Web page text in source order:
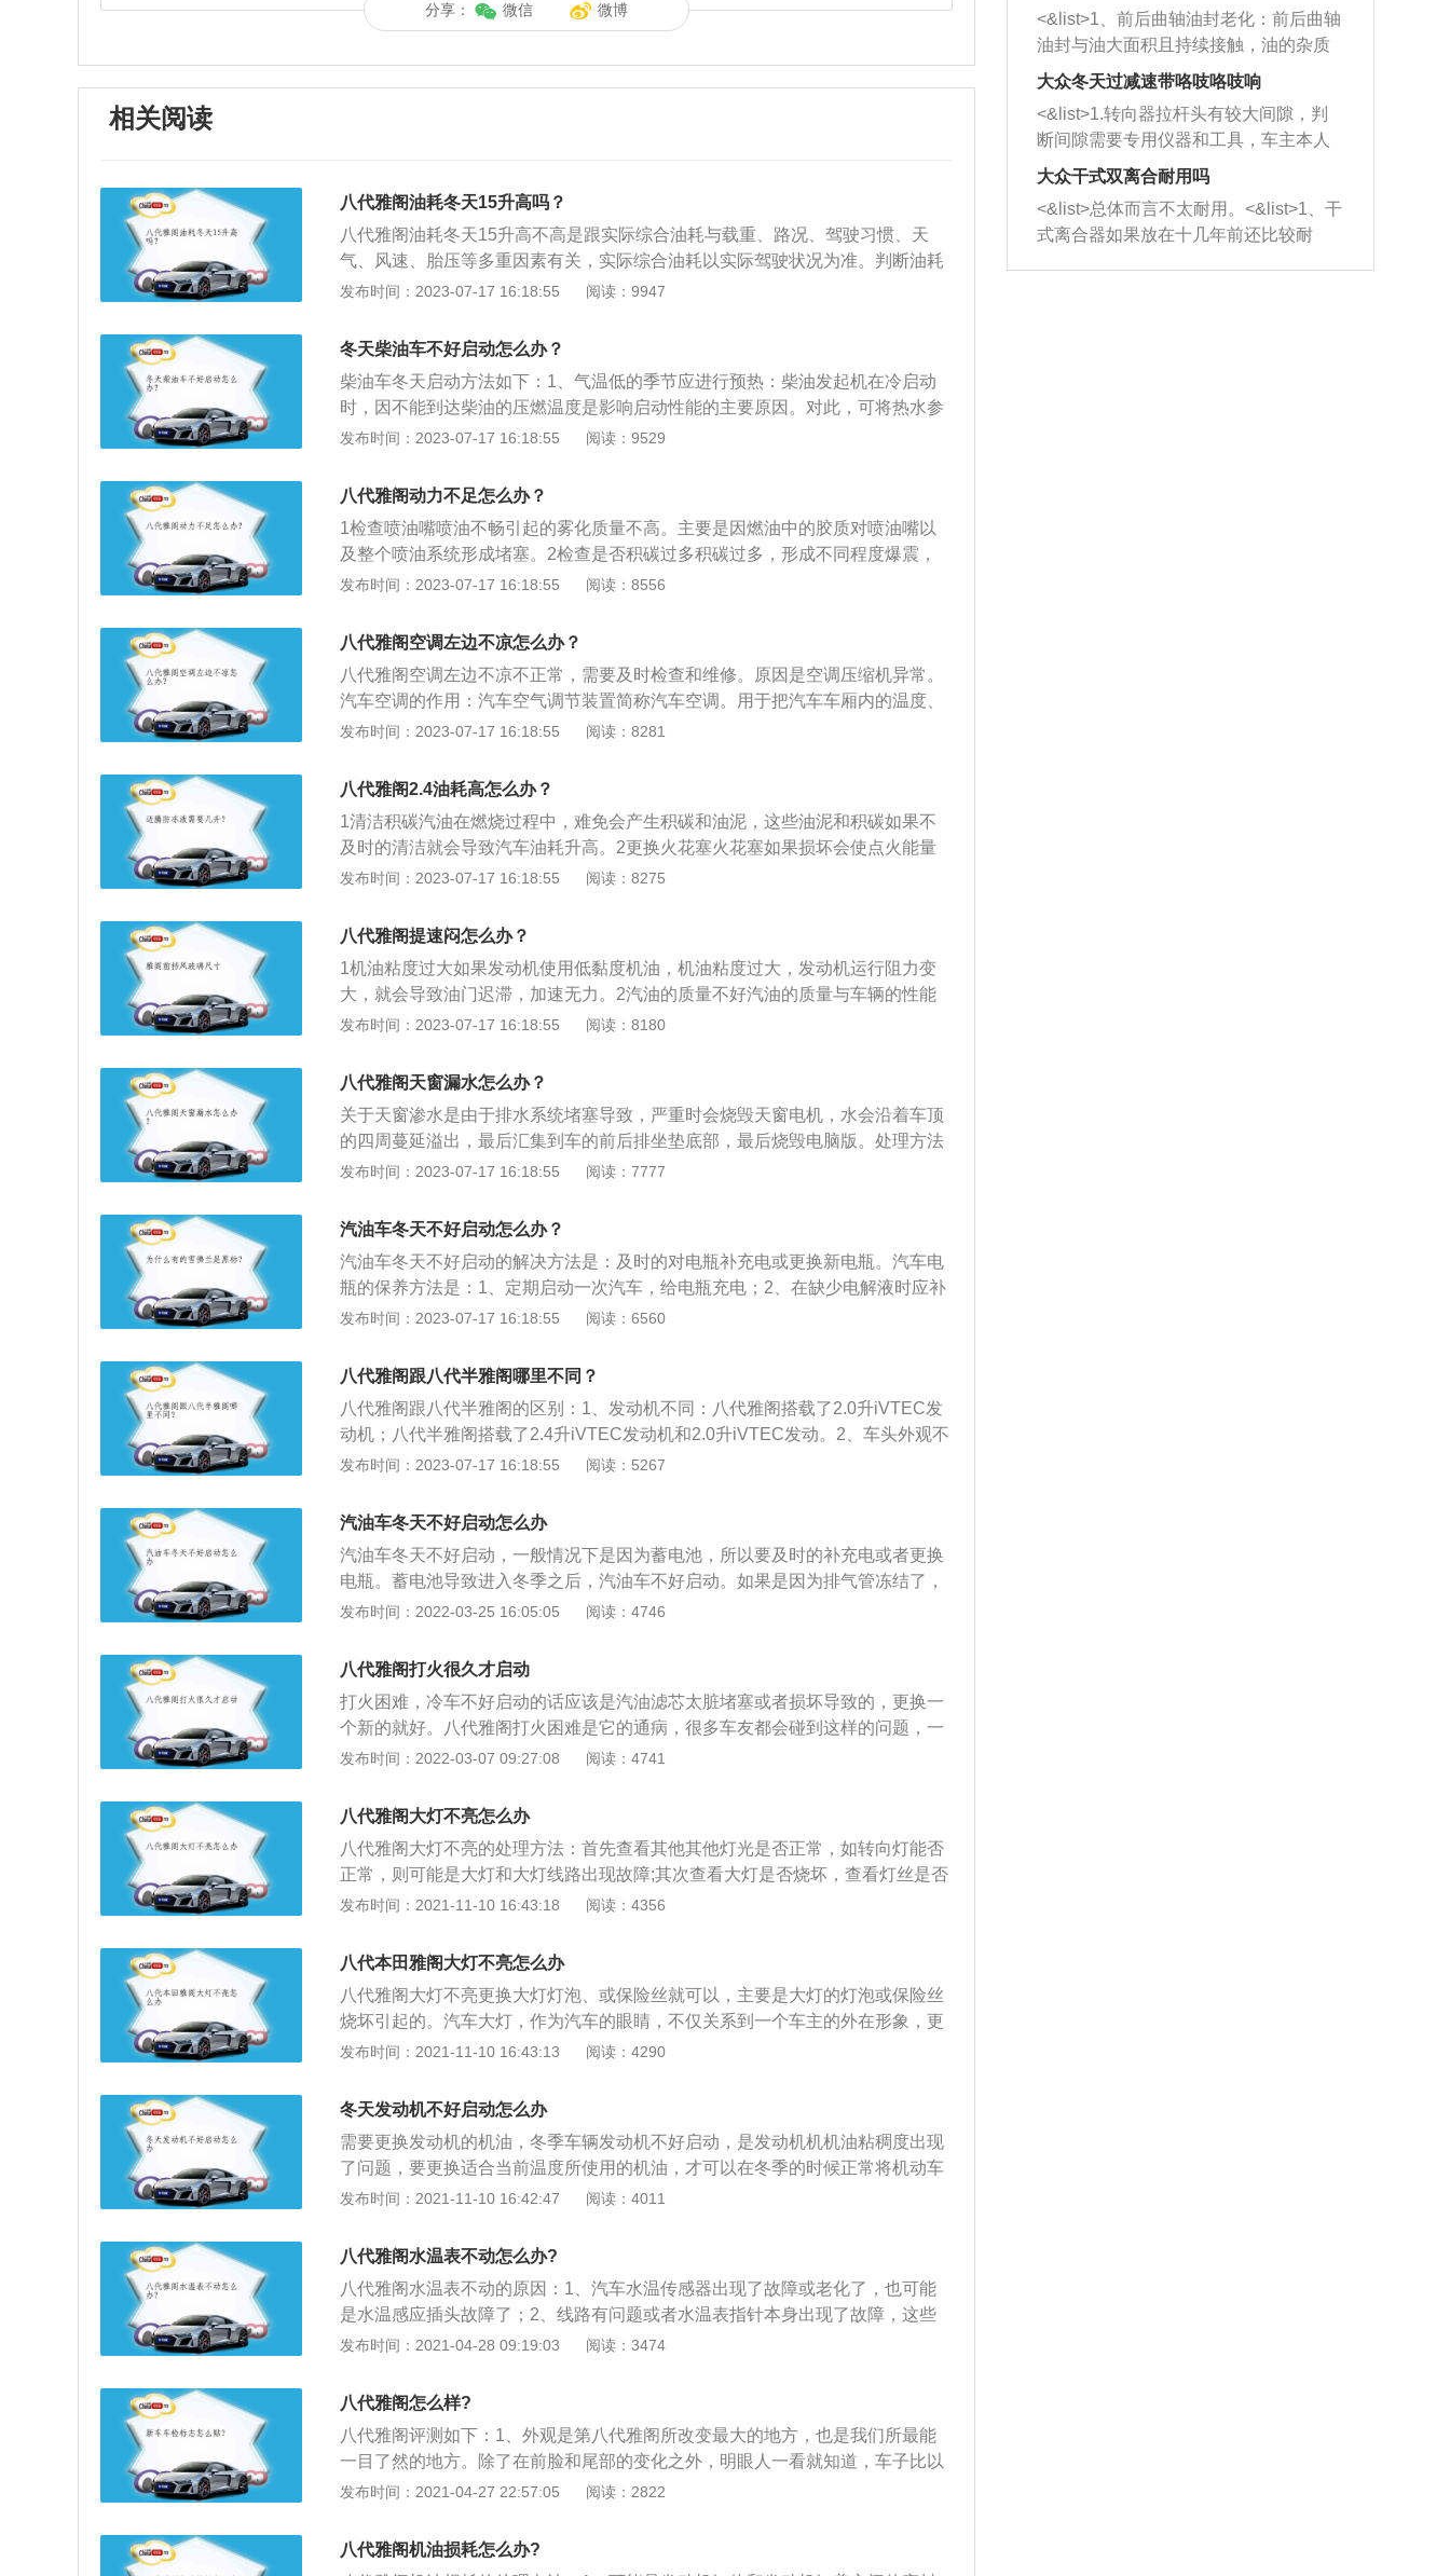
分享： 微信 微博
相关阅读
八代雅阁油耗冬天15升高吗？
八代雅阁油耗冬天15升高不高是跟实际综合油耗与载重、路况、驾驶习惯、天
气、风速、胎压等多重因素有关，实际综合油耗以实际驾驶状况为准。判断油耗
的因素：排量和油耗有一定的关系，但是，耗油大的不一定排量就大。从相对意
量大小有关之外，汽车的外形、自重及发动机技术等也是影响汽车油耗的重要因
素。油耗高的解决方法：改正错误驾驶的习惯，匀速加油，避免空挡滑行，减少
汽车负重，要勤保养，勤检查，发现问题，最好立即解决。
发布时间：2023-07-17 16:18:55 阅读：9947
冬天柴油车不好启动怎么办？
柴油车冬天启动方法如下：1、气温低的季节应进行预热：柴油发起机在冷启动
时，因不能到达柴油的压燃温度是影响启动性能的主要原因。对此，可将热水参
加发起机冷却系预热，这是改良启动性能的有效门路。2、进步提高汽缸的密封
能。夏季冷启动发起机时，因活塞环与汽缸壁上的机油很少，密封后果不佳，会
出现重复启动而不能着火运转的景象。有时因汽缸磨损较重而重大影响汽缸的密
封性能，使启动更加艰难。对此，可将喷油器拆下，每缸内参加30～40ml机油，
以加强汽缸的密封性能。
发布时间：2023-07-17 16:18:55 阅读：9529
八代雅阁动力不足怎么办？
1检查喷油嘴喷油不畅引起的雾化质量不高。主要是因燃油中的胶质对喷油嘴以
及整个喷油系统形成堵塞。2检查是否积碳过多积碳过多，形成不同程度爆震，
动力的损失却比较明显。3检查空燃比空燃比过高。空燃比过高是指燃油与空气
燃油中添加马孚多路片的燃油添加剂，可有效清除喷油系统胶质和燃烧室内积
碳。
发布时间：2023-07-17 16:18:55 阅读：8556
八代雅阁空调左边不凉怎么办？
八代雅阁空调左边不凉不正常，需要及时检查和维修。原因是空调压缩机异常。
汽车空调的作用：汽车空气调节装置简称汽车空调。用于把汽车车厢内的温度、
湿度、空气清洁度及空气流动调整和控制在最佳状态。汽车空调能够为驾驶员提
法。汽车维修是汽车维护和修理的泛称。是对出现故障的汽车通过技术手段排
查，找出故障原因，并采取一定措施使其排除故障并恢复达到一定的性能和安全
标准。
发布时间：2023-07-17 16:18:55 阅读：8281
八代雅阁2.4油耗高怎么办？
1清洁积碳汽油在燃烧过程中，难免会产生积碳和油泥，这些油泥和积碳如果不
及时的清洁就会导致汽车油耗升高。2更换火花塞火花塞如果损坏会使点火能量
下降，混合气燃烧不均匀，就将导致车子提速减慢，油耗上升。3检查胎压胎压
大，油耗自然变高。4减轻车身重要车上长期拉载重物，载重过大的车辆自重就
会增加，汽车行驶压力也会加大，汽车油耗也会升高。5清洗喷油嘴汽车喷油嘴
堵塞，导致汽车喷油嘴的效果受到很大影响，这样也会导致汽车油耗升高。
发布时间：2023-07-17 16:18:55 阅读：8275
八代雅阁提速闷怎么办？
1机油粘度过大如果发动机使用低黏度机油，机油粘度过大，发动机运行阻力变
大，就会导致油门迟滞，加速无力。2汽油的质量不好汽油的质量与车辆的性能
表现息息相关。低价质低的油品要慎重选用，也是造成加速无力的原因之一。3
换优质变速器油或者做电脑升级。
发布时间：2023-07-17 16:18:55 阅读：8180
八代雅阁天窗漏水怎么办？
关于天窗渗水是由于排水系统堵塞导致，严重时会烧毁天窗电机，水会沿着车顶
的四周蔓延溢出，最后汇集到车的前后排坐垫底部，最后烧毁电脑版。处理方法
如下：1.给密封条抹点润滑脂。2.检查天窗密封圈是否老化导致密封不严实出现
果。3.整体更换天窗玻璃。4.检查并且清理天窗排水导管堵塞。
发布时间：2023-07-17 16:18:55 阅读：7777
汽油车冬天不好启动怎么办？
汽油车冬天不好启动的解决方法是：及时的对电瓶补充电或更换新电瓶。汽车电
瓶的保养方法是：1、定期启动一次汽车，给电瓶充电；2、在缺少电解液时应补
充蒸馏水或专用补液；3、日常行车时应经常检查蓄电池盖上的小孔是否通气；
机时，电瓶给启动系统、点火系统和电子染油喷射系统供电；2、当发动机停止
运转或低怠速时，给汽车用电设备供电；3、发电机输出电量不足时，可以辅助
给用电设备供电；4、缓和电系中的冲击电压，保护汽车上的电子设备；5、可以
将发电机发出的多余电能进行存储。
发布时间：2023-07-17 16:18:55 阅读：6560
八代雅阁跟八代半雅阁哪里不同？
八代雅阁跟八代半雅阁的区别：1、发动机不同：八代雅阁搭载了2.0升iVTEC发
动机；八代半雅阁搭载了2.4升iVTEC发动机和2.0升iVTEC发动。2、车头外观不
同：八代雅阁车头车标下为镂空两排格栅设计；八代半雅阁车头车标下为镂空两
845毫米、1470毫米，轴距为2775毫米，油箱容积为65升。
发布时间：2023-07-17 16:18:55 阅读：5267
汽油车冬天不好启动怎么办
汽油车冬天不好启动，一般情况下是因为蓄电池，所以要及时的补充电或者更换
电瓶。蓄电池导致进入冬季之后，汽油车不好启动。如果是因为排气管冻结了，
只需要把汽车放在太阳下晒一会儿，过段时间就可以启动车子了。汽车一般使用
话，点火器上的晶体管无法产生电压供给，因此启动困难。还可能是机油性能不
佳。冬天的时候机油粘度会增大，因此发动机内阻也就增大，阻力大了之后启动
电机的功率达不到要求转速，因此触发线圈的感应电压也无法达到要求，点火器
收不到信号就无法打着火。
发布时间：2022-03-25 16:05:05 阅读：4746
八代雅阁打火很久才启动
打火困难，冷车不好启动的话应该是汽油滤芯太脏堵塞或者损坏导致的，更换一
个新的就好。八代雅阁打火困难是它的通病，很多车友都会碰到这样的问题，一
般更换下汽油滤芯应该就能解决。还有可能是车子上的电瓶老化了，亏电了也会
封圈是否有漏油的迹象，检查进气系统和喷油嘴是否积碳过多，检查火花塞是否
损坏，最后检查进气管是否有漏气的现象。逐个排除，肯定能找到问题所在，维
修更换后就不会再出现这样的情况了。
发布时间：2022-03-07 09:27:08 阅读：4741
八代雅阁大灯不亮怎么办
八代雅阁大灯不亮的处理方法：首先查看其他其他灯光是否正常，如转向灯能否
正常，则可能是大灯和大灯线路出现故障;其次查看大灯是否烧坏，查看灯丝是否
正常，灯泡是否存在破损;最后查看大灯的保险丝是否烧断，以及线路是否正常连
器，可以分段检测大灯线路的各个路段。如果检测保险丝出现故障，就更换保险
丝。如果是灯泡检测出现故障，则更换灯泡。一旦在夜间驾驶出现大灯故障，建
议车主立即找到安全的停车位置，开启汽车双闪，避免其他汽车撞击。只有大灯
能正常工作后方可上路驾驶。
发布时间：2021-11-10 16:43:18 阅读：4356
八代本田雅阁大灯不亮怎么办
八代雅阁大灯不亮更换大灯灯泡、或保险丝就可以，主要是大灯的灯泡或保险丝
烧坏引起的。汽车大灯，作为汽车的眼睛，不仅关系到一个车主的外在形象，更
与夜间开车或坏天气条件下的安全驾驶紧密联系。汽车大灯一般分为：卤素大
度也容易控制，穿透力也比较强，在雨、雪、雾等极端天气之中的穿透效果十分
优秀，就是照射距离有限，只能照射30-40米，使用过程中热量大，效率低，寿
命短。氙气大灯：照明亮度高，照射时间长，稳定性好并且节约耗电，就是开启
后需等待一段时间，才能达到照明效果，在雨雪等极端天气之中的穿透效果也一
般。LED大灯：优点就是节能，其发光效率高，寿命长，不过价格有点贵。
发布时间：2021-11-10 16:43:13 阅读：4290
冬天发动机不好启动怎么办
需要更换发动机的机油，冬季车辆发动机不好启动，是发动机机机油粘稠度出现
了问题，要更换适合当前温度所使用的机油，才可以在冬季的时候正常将机动车
辆启动，不会影响机动车辆的正常使用，在更换时同步更换机油滤清器。机动车
时候需要选择适合温度的机油，如果车辆是在寒冷的地区行驶，需要更换防冻机
油。而且在保养的时候还要对车辆的蓄电池进行检查，检查一下蓄电池的使用情
况，如果磨损情况过于严重，需要及时进行更换。
发布时间：2021-11-10 16:42:47 阅读：4011
八代雅阁水温表不动怎么办?
八代雅阁水温表不动的原因：1、汽车水温传感器出现了故障或老化了，也可能
是水温感应插头故障了；2、线路有问题或者水温表指针本身出现了故障，这些
都会导致水温表不动的；3、出现这个问题，建议去汽车修理厂，用车载电脑检
地发现问题，然后解决问题。
发布时间：2021-04-28 09:19:03 阅读：3474
八代雅阁怎么样?
八代雅阁评测如下：1、外观是第八代雅阁所改变最大的地方，也是我们所最能
一目了然的地方。除了在前脸和尾部的变化之外，明眼人一看就知道，车子比以
前长了很多；2、长度达4945mm，轴距也增长到了2800mm，堪与C级车型媲
改变更加适合现时主流消费人群的审美要求，将之前的“尖脸”改为“方脸”（比较成
功的例子就是凯美瑞VS老款佳美，以及一汽奔腾VSMazda6），方脸带来的变化
发布时间：2021-04-27 22:57:05 阅读：2822
八代雅阁机油损耗怎么办?
西取出来。但如果是因为积碳过多引起
的堵塞，就需要将三元催化器泡在草酸
洗剂对堵塞的情况得到解决，将清洗剂
放在燃油箱中，与燃油混合后，车辆启
动时，就可以和汽油一起进入到燃烧
室，最后形成废气排出，就可以让三元
催化器得到清洗，排气管堵塞的情况就
能够得到解决。
一圈半的练习，往右同样也要打相同的
圈数。 <&list>3、最后强调要反复练
习，这样就可以形成肌肉记忆，在真实
驾驶车辆时，不需要记忆也能打好方
向。
<&list>1、前后曲轴油封老化：前后曲轴
油封与油大面积且持续接触，油的杂质
和发动机内持续温度变化使其密封效果
逐渐减弱，导致渗油或漏油。<&list>2、
活塞间隙过大：积碳会使活塞环与缸体
的间隙扩大，导致机油流入燃烧室中，
造成烧机油。<&list>3、机油粘度。使用
机油粘度过小的话，同样会有烧机油现
象，机油粘度过小具有很好的流动性，
大众冬天过减速带咯吱咯吱响
<&list>1.转向器拉杆头有较大间隙，判
断间隙需要专用仪器和工具，车主本人
无法制作，需要将车辆送到修理厂或4s
店；<&list>2.车辆半轴套管防尘罩破
裂，破裂后会出现漏油现象，使半轴磨
损严重，磨损的半轴容易损坏，产生异
响；<&list>3.稳定器的转向胶套和球头
大众干式双离合耐用吗
<&list>总体而言不太耐用。<&list>1、干
式离合器如果放在十几年前还比较耐